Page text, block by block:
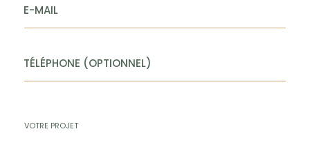
Adrien Piot, ayant son siège
social au 12 rue des Halles,
disponibles sur le site
E-MAIL
TÉLÉPHONE (OPTIONNEL)
VOTRE PROJET